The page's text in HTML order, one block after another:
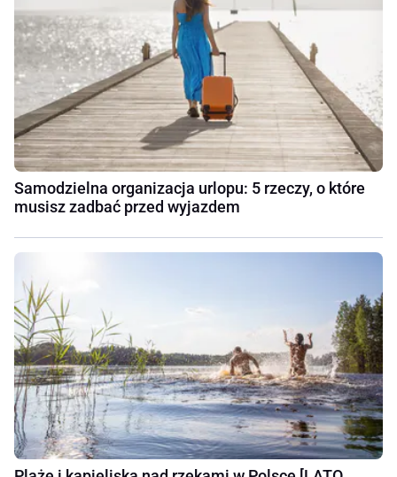
Samodzielna organizacja urlopu: 5 rzeczy, o które
musisz zadbać przed wyjazdem